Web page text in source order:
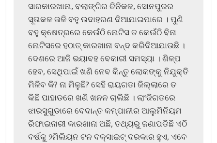
ସାରକାରଖାନା, ବଲାଙ୍ଗିର ଚିନିକଳ, ସୋନପୁରର
ସୂତାକଳ ଭଳି ବହୁ ଉଦାହରଣ ଦିଆଯାଇପାରେ । ପୁଣି
ବହୁ କ୍ଷେତ୍ରରେ କେଉଁଠି ନୋଟିସ ତ କେଉଁଠି ବିନା
ନୋଟିସରେ ହଠାତ୍ କାରଖାନା ବନ୍ଦ କରିଦିଆଯାଉଛି ।
ଦେଶରେ ଆଜି ଭୟାବହ ବେକାରୀ ସମସ୍ୟା । ଶିଳ୍ପ
ହେବ, ସେଥିପାଇଁ ଖଣି ନେବ କିନ୍ତୁ ଲୋକଙ୍କୁ ନିଯୁକ୍ତି
ମିଳିବ କି? ନା ମିଳୁଛି? ସେହି ରାୟଗଡା ଜିଲ୍ଲାରେ ତ
କିଛି ପାହାଡରେ ଖଣି ଖନନ ଚାଲିଛି । ଲାଂଜିଗଡରେ
ଝାରସୁଗୁଡାରେ ବେଦାନ୍ତ କମ୍ପାନୀର ଆଲୁମିନିୟମ
ରିଫାଇନାରୀ କାରଖାନା ଅଛି, ତଥ୍ୟରୁ ଜଣାପଡିଛି ଏଠି
ବର୍ଷକୁ ୨ମିଲିୟନ ଟନ ବକ୍ସାଇଟ୍ ଦରକାର ହୁଏ, ଏବେ